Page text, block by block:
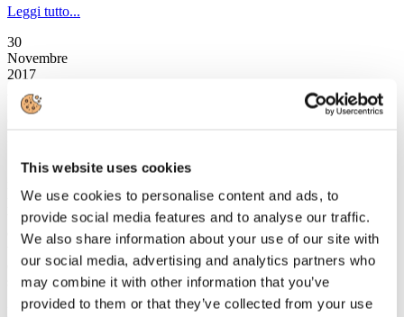
This website uses cookies
We use cookies to personalise content and ads, to
provide social media features and to analyse our traffic.
We also share information about your use of our site with
our social media, advertising and analytics partners who
may combine it with other information that you’ve
provided to them or that they’ve collected from your use
Leggi tutto...
30
Novembre
2017
Astoi
Osservatorio ASTOI: dove andranno gli italiani per le vacanze di
Secondo l’Osservatorio Astoi Confindustria Viaggi, la stagione
prenotare le vacanze delle festività nelle agenzie di viaggio. Inoltre
tutti i tour operator associati ad Astoi registrano un aumento a doppia
cifra delle prenotazioni rispetto allo scorso anno, in media +10%. Il
valore medio della pratica è stabile, ma cresce il numero di coloro
che vogliono trascorrere le festività all’estero e non utilizzano il
sistema “fai da te”.
Leggi tutto...